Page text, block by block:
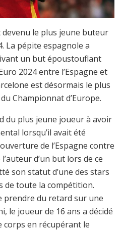
devenu le plus jeune buteur
La pépite espagnole a
un but époustouflant
2024 entre l’Espagne et
est désormais le plus
Championnat d’Europe.
du plus jeune joueur à avoir
lorsqu’il avait été
de l’Espagne contre
d’un but lors de ce
son statut d’une des stars
de toute la compétition.
prendre du retard sur une
le joueur de 16 ans a décidé
corps en récupérant le